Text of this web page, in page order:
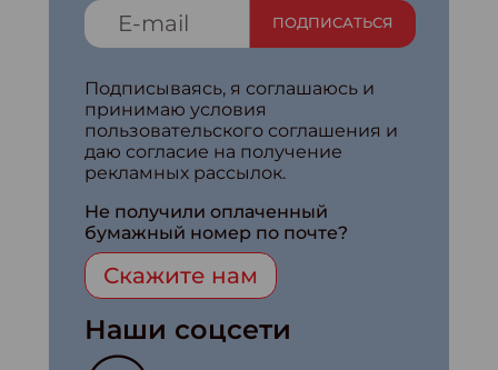
ПОДПИСАТЬСЯ
Подписываясь, я соглашаюсь и
принимаю условия
пользовательского соглашения и
даю согласие на получение
рекламных рассылок.
Не получили оплаченный
бумажный номер по почте?
Скажите нам
Наши соцсети